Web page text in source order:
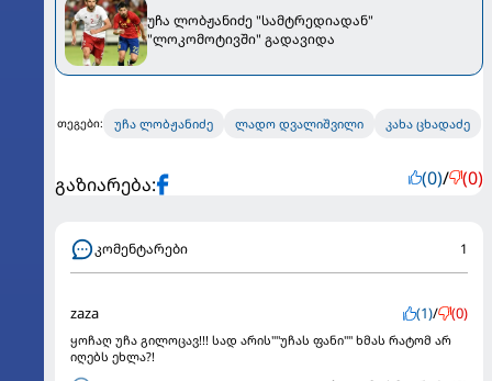
უჩა ლობჟანიძე "სამტრედიადან"
"ლოკომოტივში" გადავიდა
თეგები: უჩა ლობჟანიძე ლადო დვალიშვილი კახა ცხადაძე
გაზიარება: (0)/ (0)
კომენტარები 1
zaza (1)/ (0)
ყოჩაღ უჩა გილოცავ!!! სად არის""უჩას ფანი"" ხმას რატომ არ
იღებს ეხლა?!